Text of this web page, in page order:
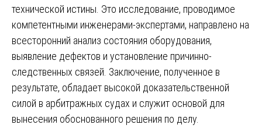
технической истины. Это исследование, проводимое
компетентными инженерами-экспертами, направлено на
всесторонний анализ состояния оборудования,
выявление дефектов и установление причинно-
следственных связей. Заключение, полученное в
результате, обладает высокой доказательственной
силой в арбитражных судах и служит основой для
вынесения обоснованного решения по делу.